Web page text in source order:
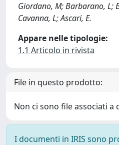
Giordano, M; Barbarano, L;
Cavanna, L; Ascari, E.
Appare nelle tipologie:
1.1 Articolo in rivista
File in questo prodotto:
Non ci sono file associati
I documenti in IRIS sono